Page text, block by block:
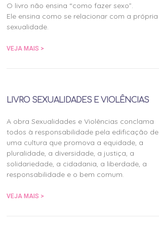
O livro não ensina “como fazer sexo”.
Ele ensina como se relacionar com a própria
sexualidade.
VEJA MAIS >
LIVRO SEXUALIDADES E VIOLÊNCIAS
A obra Sexualidades e Violências conclama
todos à responsabilidade pela edificação de
uma cultura que promova a equidade, a
pluralidade, a diversidade, a justiça, a
solidariedade, a cidadania, a liberdade, a
responsabilidade e o bem comum.
VEJA MAIS >